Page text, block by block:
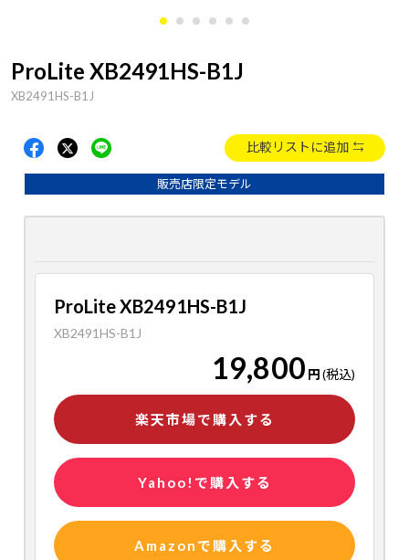
ProLite XB2491HS-B1J
XB2491HS-B1J
比較リストに追加
販売店限定モデル
ProLite XB2491HS-B1J
XB2491HS-B1J
19,800 円(税込)
楽天市場で購入する
Yahoo!で購入する
Amazonで購入する